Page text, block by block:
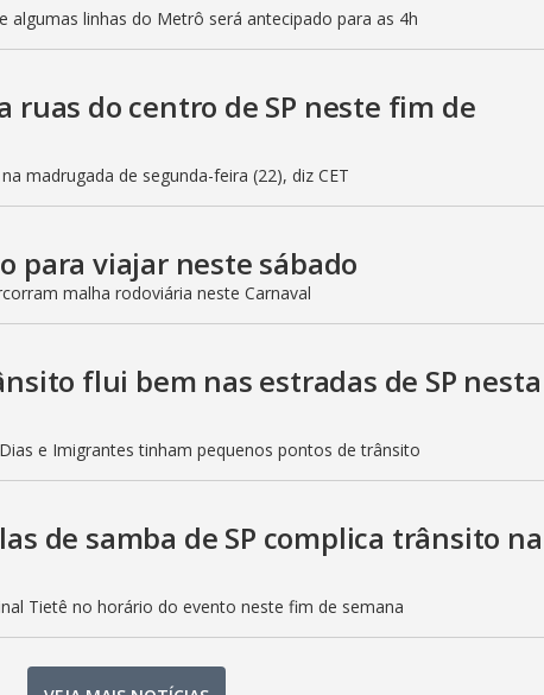
algumas linhas do Metrô será antecipado para as 4h
do centro de SP neste fim de
madrugada de segunda-feira (22), diz CET
para viajar neste sábado
malha rodoviária neste Carnaval
flui bem nas estradas de SP nesta
e Imigrantes tinham pequenos pontos de trânsito
de samba de SP complica trânsito na
Tietê no horário do evento neste fim de semana